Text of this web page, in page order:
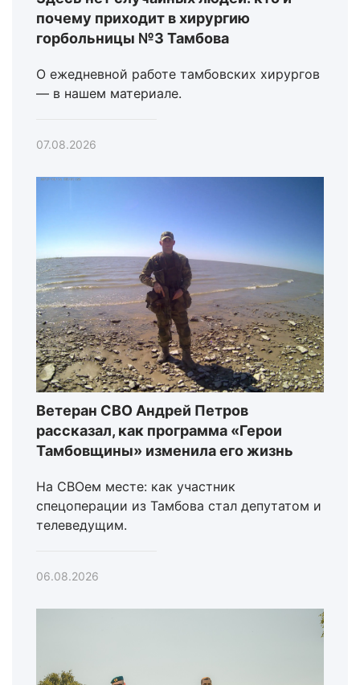
почему приходит в хирургию
горбольницы №3 Тамбова
О ежедневной работе тамбовских хирургов
— в нашем материале.
07.08.2026
Ветеран СВО Андрей Петров
рассказал, как программа «Герои
Тамбовщины» изменила его жизнь
На СВОем месте: как участник
спецоперации из Тамбова стал депутатом и
телеведущим.
06.08.2026